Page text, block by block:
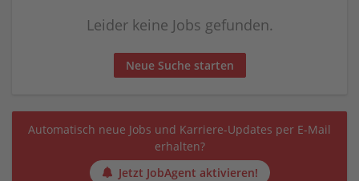
Leider keine Jobs gefunden.
Neue Suche starten
Automatisch neue Jobs und Karriere-Updates per E-Mail
erhalten?
Jetzt JobAgent aktivieren!